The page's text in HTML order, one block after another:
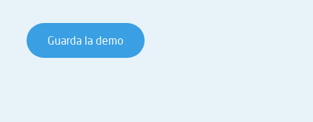
Guarda la demo